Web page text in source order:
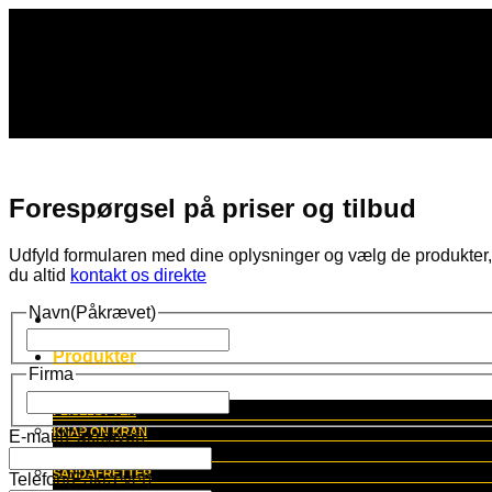
Produkter
FLISELØFTER
KNAP ON KRAN
LOFTSKINNEKRAN
SANDAFRETTER
Forespørgsel på priser og tilbud
Udfyld formularen med dine oplysninger og vælg de
du altid kontakt os direkte
Navn(Påkrævet)
Firma
Fornavn
E-mail(Påkrævet)
Telefon(Påkrævet)